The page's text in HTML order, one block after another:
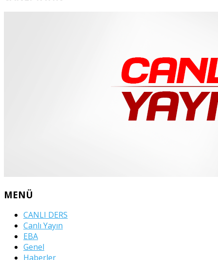
MENÜ
CANLI DERS
Canlı Yayın
EBA
Genel
Haberler